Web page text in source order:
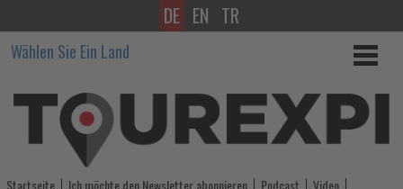
IHA-
Branchenreport
zeigt
steigenden
Druck
DE EN TR
Wählen Sie Ein Land
Startseite Ich möchte den Newsletter abonnieren Podcast
Video